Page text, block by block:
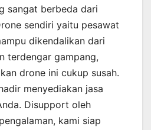
sangat berbeda dari
sendiri yaitu pesawat
dikendalikan dari
terdengar gampang,
drone ini cukup susah.
menyediakan jasa
Disupport oleh
kami siap